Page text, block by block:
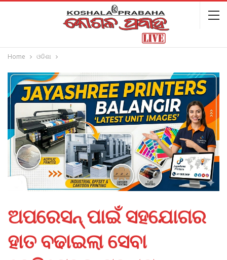
Home ଓଡିଶା
ଅପରେସନ୍‌ ପାଇଁ ସହଯୋଗର
ହାତ ବଢାଇଲା ସେବା